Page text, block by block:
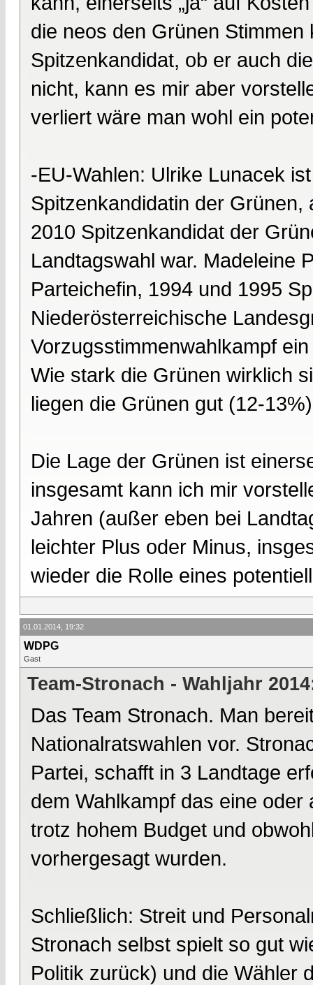
die neos den Grünen
Spitzenkandidat, ob er auch
nicht, kann es mir aber
verliert wäre man wohl ein
-EU-Wahlen: Ulrike Lunacek
Spitzenkandidatin der
2010 Spitzenkandidat der
Landtagswahl war. Madeleine
Parteichefin, 1994 und 1995
Niederösterreichische
Vorzugsstimmenwahlkampf
Wie stark die Grünen wirklich
liegen die Grünen gut (12-
Die Lage der Grünen ist
insgesamt kann ich mir
Jahren (außer eben bei
leichter Plus oder Minus,
wieder die Rolle eines
01.01.2014, 19:32
WDPG
Gast
Team-Stronach - Wahljahr
Das Team Stronach. Man
Nationalratswahlen vor.
Partei, schafft in 3 Landtage
dem Wahlkampf das eine
trotz hohem Budget und
vorhergesagt wurden.
Schließlich: Streit und
Stronach selbst spielt so gut
Politik zurück) und die Wähler